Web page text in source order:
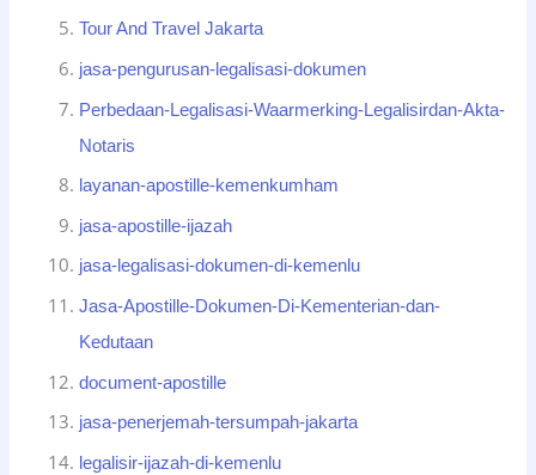
Tour And Travel Jakarta
jasa-pengurusan-legalisasi-dokumen
Perbedaan-Legalisasi-Waarmerking-Legalisirdan-Akta-
Notaris
layanan-apostille-kemenkumham
jasa-apostille-ijazah
jasa-legalisasi-dokumen-di-kemenlu
Jasa-Apostille-Dokumen-Di-Kementerian-dan-
Kedutaan
document-apostille
jasa-penerjemah-tersumpah-jakarta
legalisir-ijazah-di-kemenlu